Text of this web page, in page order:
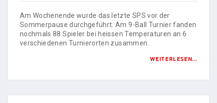
Am Wochenende wurde das letzte SPS vor der
Sommerpause durchgeführt. Am 9-Ball Turnier fanden
nochmals 88 Spieler bei heissen Temperaturen an 6
verschiedenen Turnierorten zusammen.
WEITERLESEN...